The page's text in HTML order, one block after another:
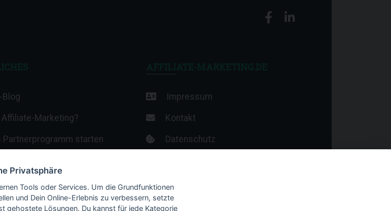
Marketing?
Partnerprogramm starten
& Veranstaltungen
Anbieter
Impressum
Kontakt
Datenschutz
Privatsphäre
Tools oder Services. Um die Grundfunktionen
und Dein Online-Erlebnis zu verbessern, setzte
gehostete Lösungen. Du kannst für jede Kategorie